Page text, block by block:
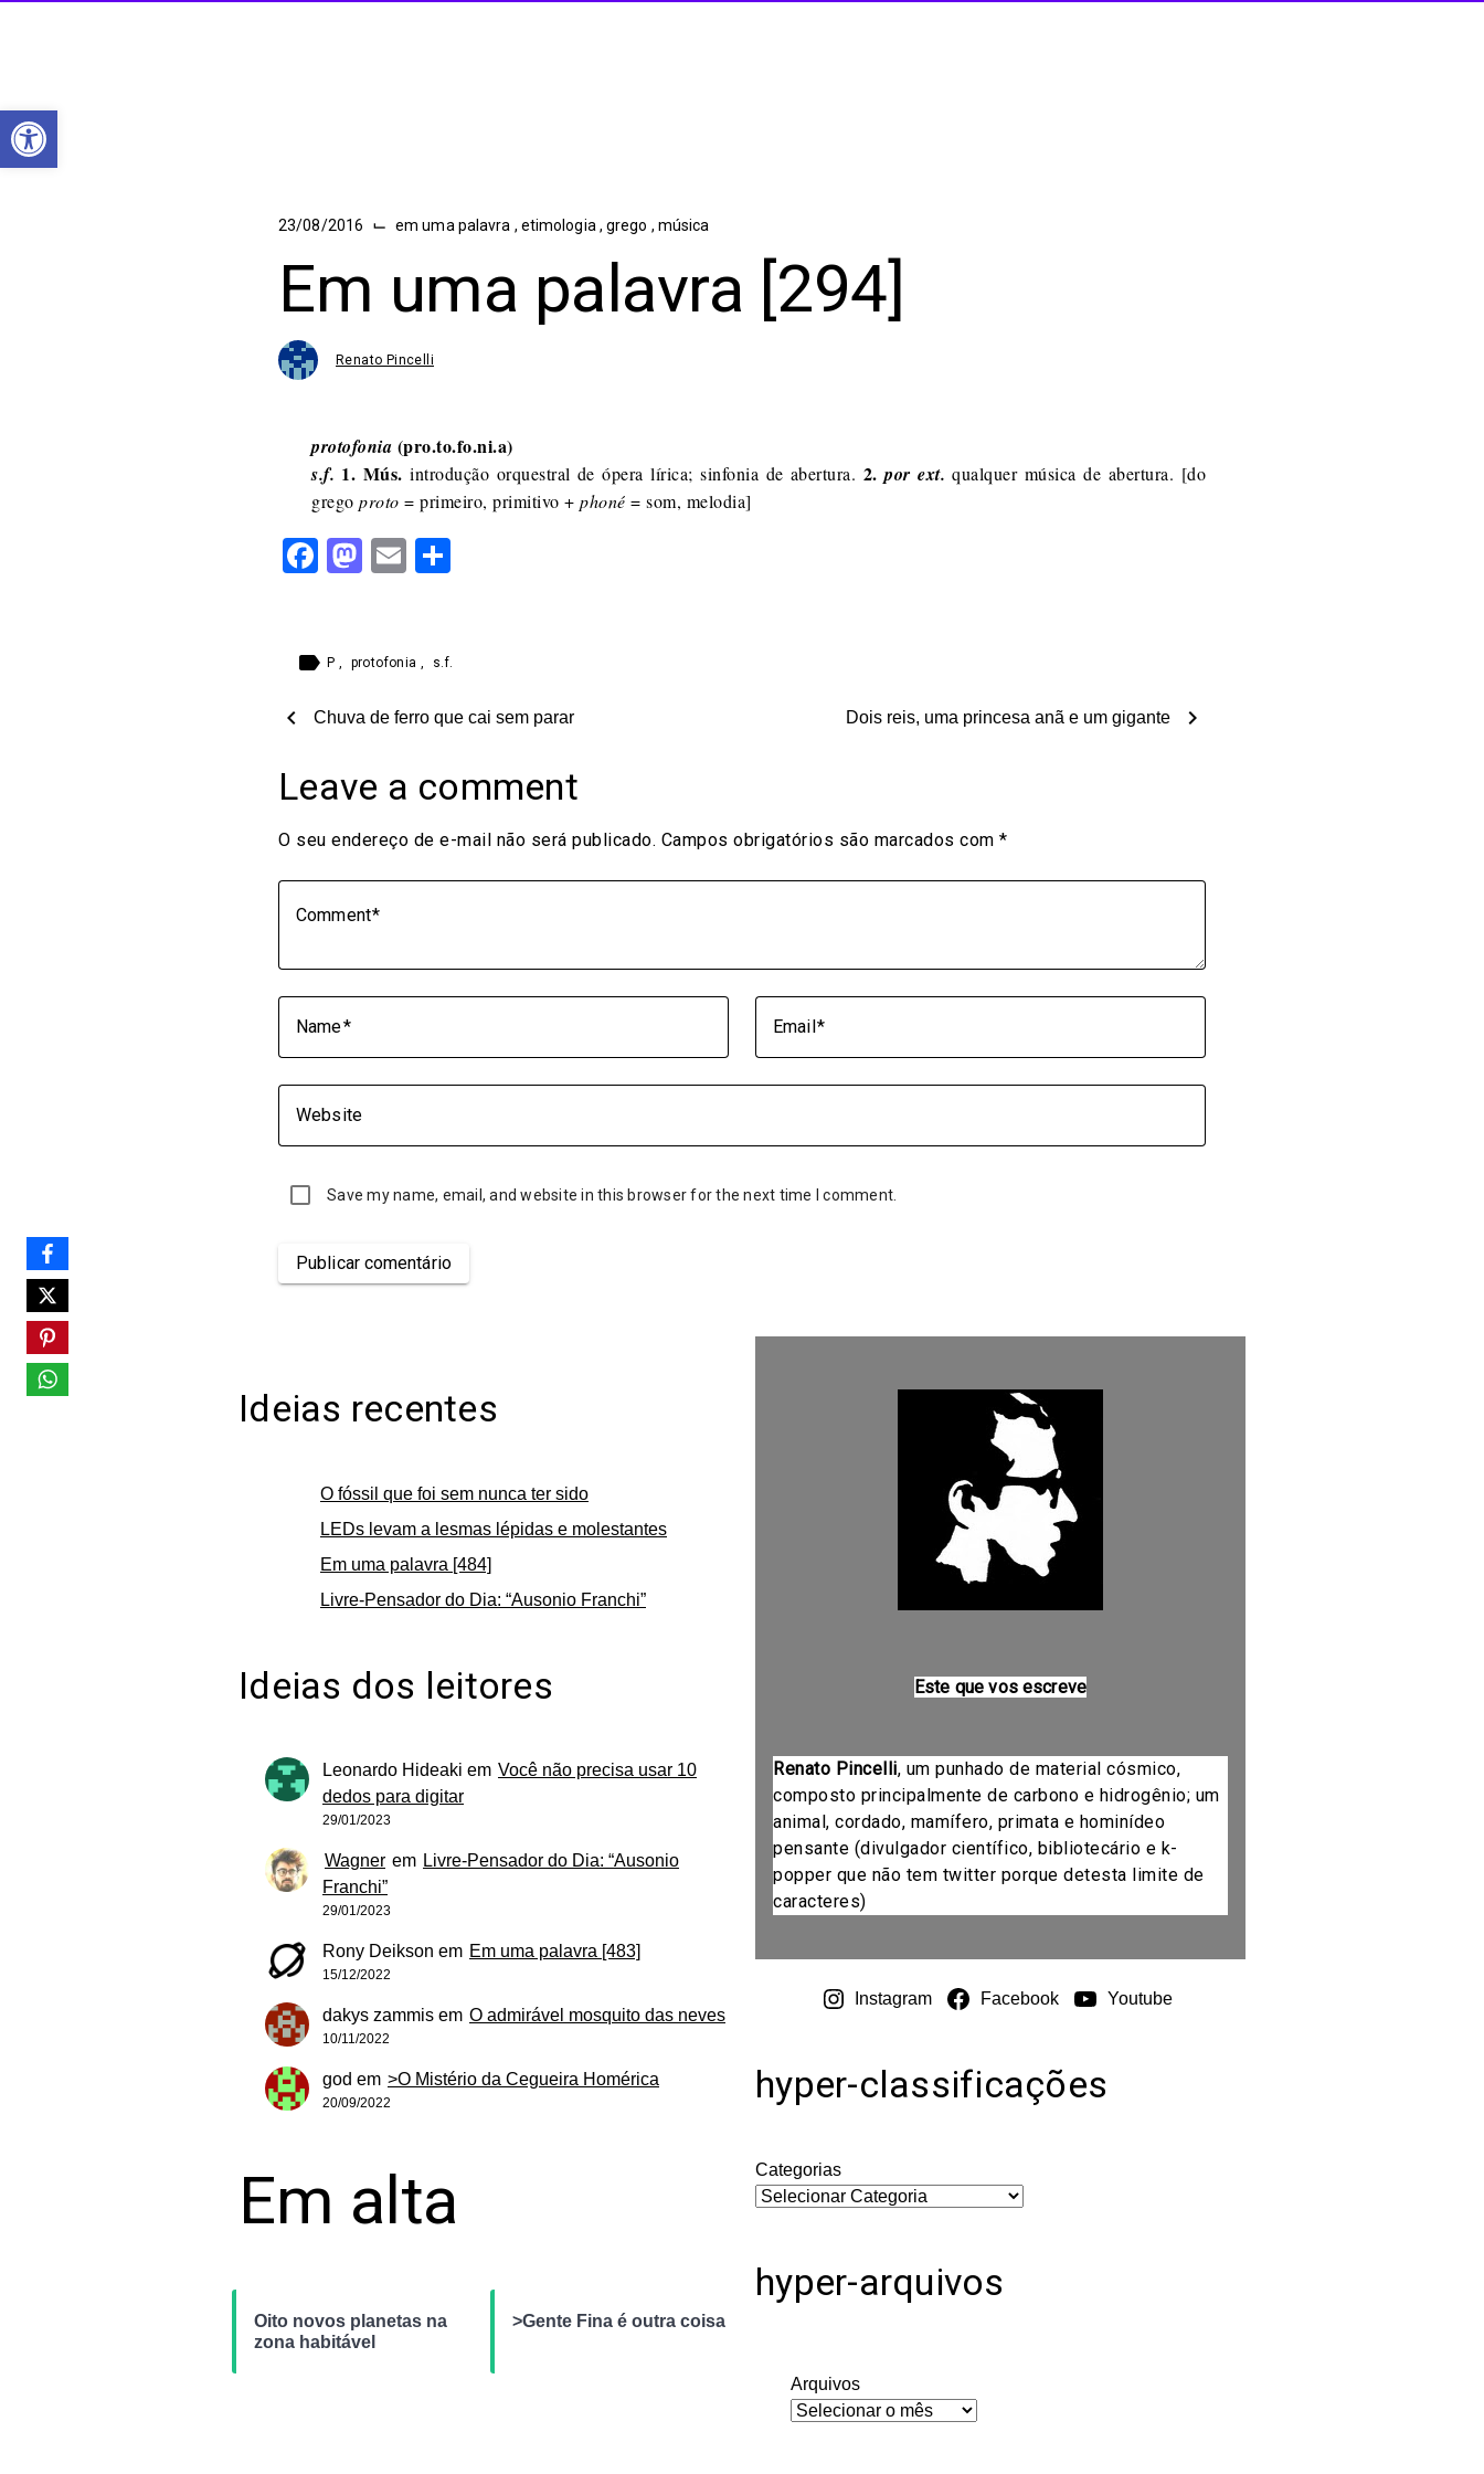
Abrir a barra de ferramentas
23/08/2016 ⌙ em uma palavra , etimologia ,grego , música
Em uma palavra [294]
Renato Pincelli
protofonia (pro.to.fo.ni.a)
s.f. 1. Mús. introdução orquestral de ópera lírica; sinfonia de abertura. 2.por ext. qualquer música de abertura. [do
grego proto = primeiro, primitivo + phoné = som, melodia]
Facebook
Mastodon
Email
label P , protofonia, s.f.
chevron_left Chuva de ferro que cai sem parar Dois reis, uma princesa anã e um gigante chevron_right
Leave a comment
O seu endereço de e-mail não será publicado. Campos obrigatórios são marcados com *
Comment
Name Email
Website
Save my name, email, and website in this browser for the next time I comment.
Publicar comentário
Ideias recentes
O fóssil que foi sem nunca ter sido
LEDs levam a lesmas lépidas e molestantes
Em uma palavra [484]
Livre-Pensador do Dia: “Ausonio Franchi”
Ideias dos leitores
Leonardo Hideaki em Você não precisa usar 10
dedos para digitar
29/01/2023
Wagner em Livre-Pensador do Dia: “Ausonio
Franchi”
29/01/2023
Rony Deikson em Em uma palavra [483]
15/12/2022
dakys zammis em O admirável mosquito das neves
10/11/2022
god em >O Mistério da Cegueira Homérica
20/09/2022
Em alta
Oito novos planetas na
zona habitável
>Gente Fina é outra coisa
Este que vos escreve
Renato Pincelli, um punhado de material cósmico,
composto principalmente de carbono e hidrogênio; um
animal, cordado, mamífero, primata e hominídeo
pensante (divulgador científico, bibliotecário e k-
popper que não tem twitter porque detesta limite de
caracteres)
Instagram Facebook Youtube
hyper-classificações
Categorias
hyper-arquivos
Arquivos